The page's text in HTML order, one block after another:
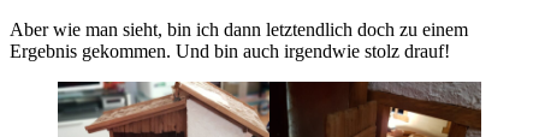
Aber wie man sieht, bin ich dann letztendlich doch zu einem
Ergebnis gekommen. Und bin auch irgendwie stolz drauf!